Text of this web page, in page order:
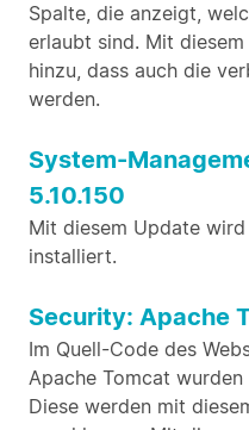
Spalte, die anzeigt,
erlaubt sind. Mit
hinzu, dass auch die
werden.
System-
5.10.150
Mit diesem Update wird
installiert.
Security: Apache
Im Quell-Code des
Apache Tomcat
Diese werden mit